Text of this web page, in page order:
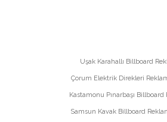
Uşak Karahallı Billboard
Çorum Elektrik Direkleri
Kastamonu Pınarbaşı Billboard
Samsun Kavak Billboard